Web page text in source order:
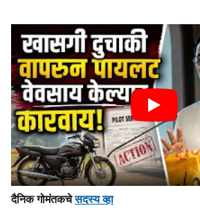
दैनिक गोमंतकचेसदस्य व्हा